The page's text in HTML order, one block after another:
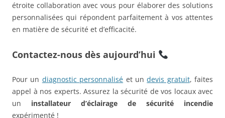
étroite collaboration avec vous pour élaborer des solutions
personnalisées qui répondent parfaitement à vos attentes
en matière de sécurité et d’efficacité.
Contactez-nous dès aujourd’hui
Pour un diagnostic personnalisé et undevis gratuit, faites
appel à nos experts. Assurez la sécurité de vos locaux avec
un installateur d’éclairage de sécurité incendie
expérimenté !